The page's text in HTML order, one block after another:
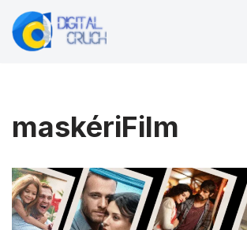
Preskočiť
maskériFilm